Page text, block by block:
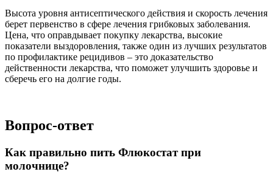
Высота уровня антисептического действия и скорость лечения
берет первенство в сфере лечения грибковых заболевания.
Цена, что оправдывает покупку лекарства, высокие
показатели выздоровления, также один из лучших результатов
по профилактике рецидивов – это доказательство
действенности лекарства, что поможет улучшить здоровье и
сберечь его на долгие годы.
Вопрос-ответ
Как правильно пить Флюкостат при
молочнице?